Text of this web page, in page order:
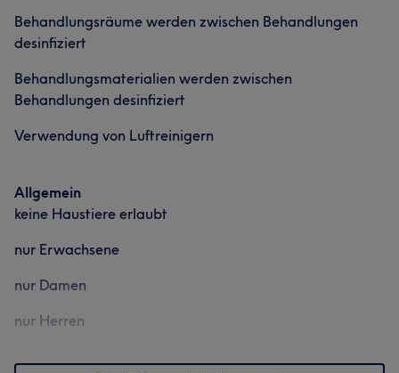
Behandlungsräume werden zwischen Behandlungen
desinfiziert
Behandlungsmaterialien werden zwischen
Behandlungen desinfiziert
Verwendung von Luftreinigern
Allgemein
keine Haustiere erlaubt
nur Erwachsene
nur Damen
nur Herren